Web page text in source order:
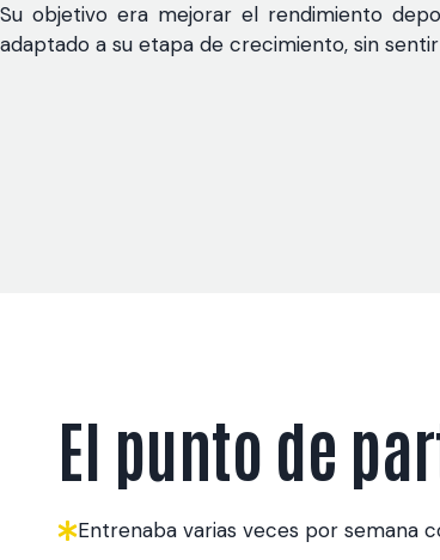
Su objetivo era mejorar el rendimiento
adaptado a su etapa de crecimiento, sin
El punto de
Entrenaba varias veces por semana